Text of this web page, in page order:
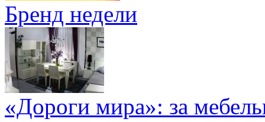
Бренд недели
«Дороги мира»: за